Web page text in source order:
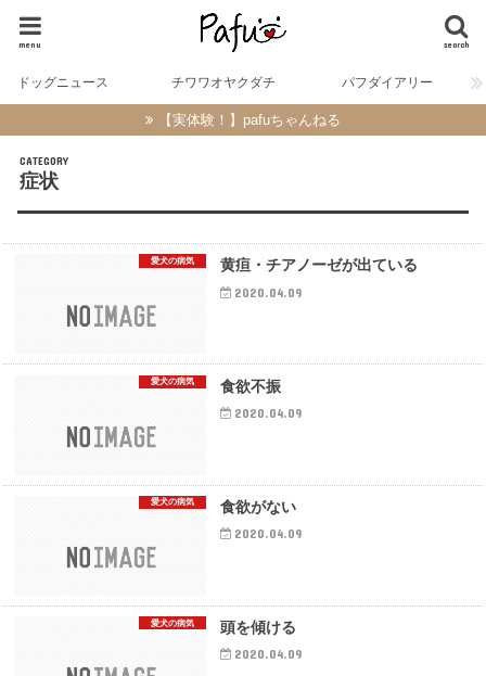
search
menu
ドッグニュース チワワオヤクダチ パフダイアリー
【実体験！】pafuちゃんねる
症状
愛犬の病気 黄疸・チアノーゼが出ている
2020.04.09
愛犬の病気 食欲不振
2020.04.09
愛犬の病気 食欲がない
2020.04.09
愛犬の病気 頭を傾ける
2020.04.09